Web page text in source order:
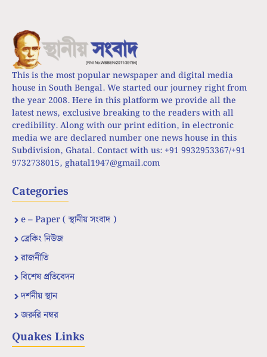
This is the most popular newspaper and digital media
house in South Bengal. We started our journey right from
the year 2008. Here in this platform we provide all the
latest news, exclusive breaking to the readers with all
credibility. Along with our print edition, in electronic
media we are declared number one news house in this
Subdivision, Ghatal. Contact with us: +91 9932953367/+91
9732738015, ghatal1947@gmail.com
Categories
e – Paper ( স্থানীয় সংবাদ )
ব্রেকিং নিউজ
রাজনীতি
বিশেষ প্রতিবেদন
দর্শনীয় স্থান
জরুরি নম্বর
Quakes Links